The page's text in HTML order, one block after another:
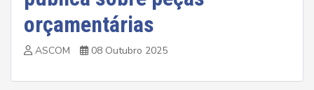
orçamentárias
ASCOM 08 Outubro 2025